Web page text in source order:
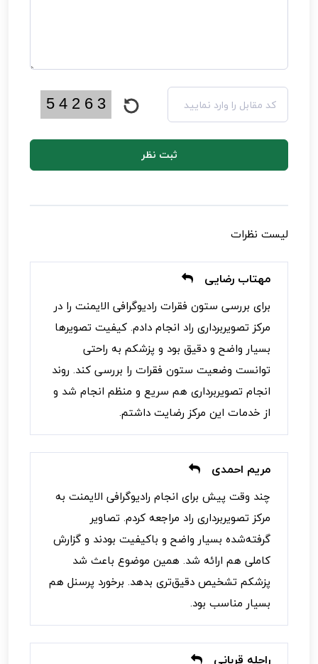
ثبت نظر
لیست نظرات
مهتاب رضایی
برای بررسی ستون فقرات رادیوگرافی الایمنت را در
مرکز تصویربرداری راد انجام دادم. کیفیت تصویرها
بسیار واضح و دقیق بود و پزشکم به راحتی
توانست وضعیت ستون فقرات را بررسی کند. روند
انجام تصویربرداری هم سریع و منظم انجام شد و
از خدمات این مرکز رضایت داشتم.
مریم احمدی
چند وقت پیش برای انجام رادیوگرافی الایمنت به
مرکز تصویربرداری راد مراجعه کردم. تصاویر
گرفته‌شده بسیار واضح و باکیفیت بودند و گزارش
کاملی هم ارائه شد. همین موضوع باعث شد
پزشکم تشخیص دقیق‌تری بدهد. برخورد پرسنل هم
بسیار مناسب بود.
راحله قربانی